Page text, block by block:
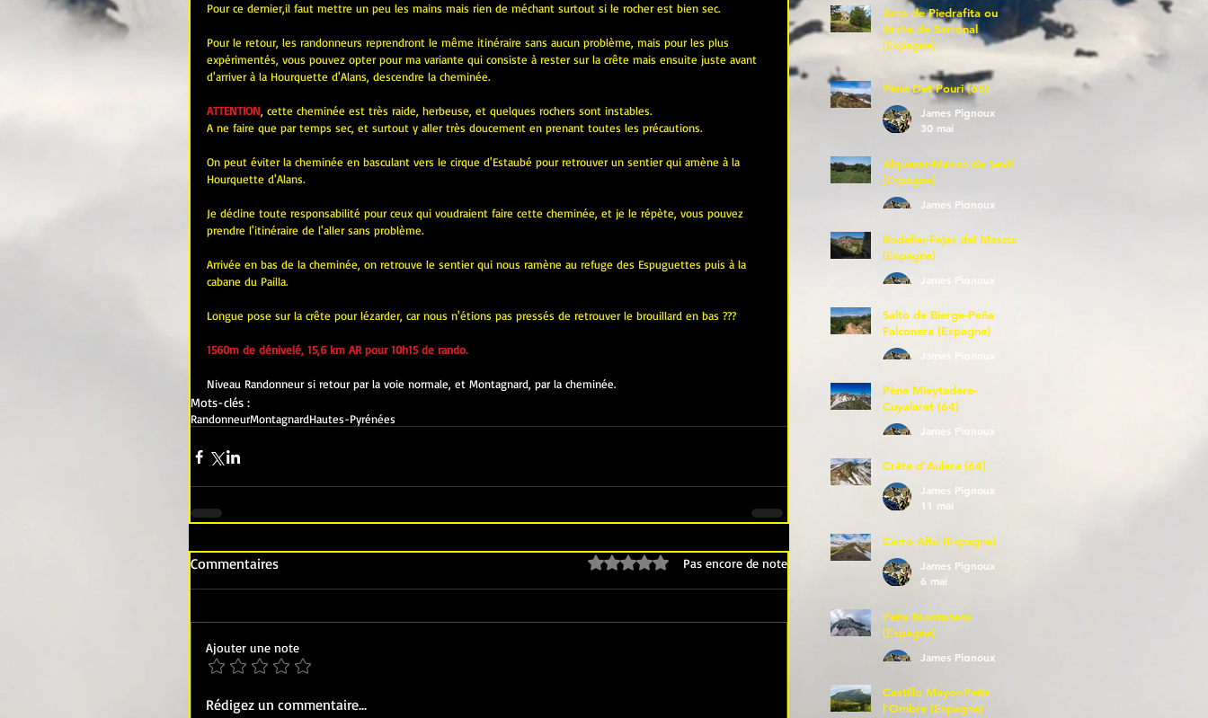
Pour ce dernier,il faut mettre un peu les mains mais rien de méchant surtout si le rocher est bien sec.
Pour le retour, les randonneurs reprendront le même itinéraire sans aucun problème, mais pour les plus
expérimentés, vous pouvez opter pour ma variante qui consiste à rester sur la crête mais ensuite juste avant
d'arriver à la Hourquette d'Alans, descendre la cheminée.
ATTENTION, cette cheminée est très raide, herbeuse, et quelques rochers sont instables.
A ne faire que par temps sec, et surtout y aller très doucement en prenant toutes les précautions.
On peut éviter la cheminée en basculant vers le cirque d'Estaubé pour retrouver un sentier qui amène à la
Hourquette d'Alans.
Je décline toute responsabilité pour ceux qui voudraient faire cette cheminée, et je le répète, vous pouvez
prendre l'itinéraire de l'aller sans problème.
Arrivée en bas de la cheminée, on retrouve le sentier qui nous ramène au refuge des Espuguettes puis à la
cabane du Pailla.
Longue pose sur la crête pour lézarder, car nous n'étions pas pressés de retrouver le brouillard en bas ???
1560m de dénivelé, 15,6 km AR pour 10h15 de rando.
Niveau Randonneur si retour par la voie normale, et Montagnard, par la cheminée.
Mots-clés :
RandonneurMontagnardHautes-Pyrénées
Commentaires Noté 0 étoile sur 5. Pas encore de note
Ajouter une note
Rédigez un commentaire...
Arco de Piedrafita ou
Arche de Sarronal
(Espagne)
James Pignoux
7 juin
Pène Det Pouri (65)
James Pignoux
30 mai
Alquezar-Meson de Sevil
(Espagne)
James Pignoux
Rodellar-Fajas del Mascun
(Espagne)
James Pignoux
Salto de Bierge-Peña
Falconera (Espagne)
James Pignoux
Pène Mieytadere-
Cuyalaret (64)
James Pignoux
Crête d'Aulère (64)
James Pignoux
11 mai
Cerro Alto (Espagne)
James Pignoux
6 mai
Peña Montañesa
(Espagne)
James Pignoux
Castillo Mayor-Peña
l'Ombre (Espagne)